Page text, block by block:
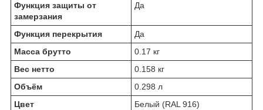
Функция защиты от
замерзания
Да
Функция перекрытия
Да
Масса брутто
0.17 кг
Вес нетто
0.158 кг
Объём
0.298 л
Цвет
Белый (RAL 916)